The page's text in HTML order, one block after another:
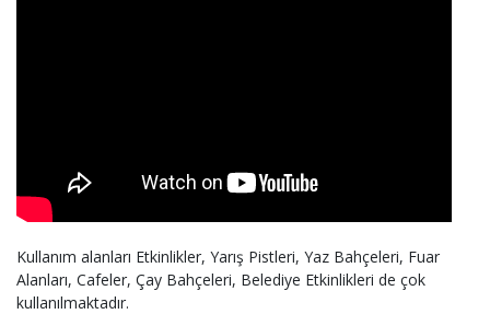
Kullanım alanları Etkinlikler, Yarış Pistleri, Yaz Bahçeleri, Fuar
Alanları, Cafeler, Çay Bahçeleri, Belediye Etkinlikleri de çok
kullanılmaktadır.